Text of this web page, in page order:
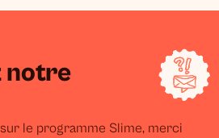
notre
le programme Slime, merci